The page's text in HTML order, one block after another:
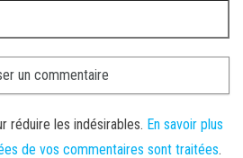
réduire les indésirables. En savoir plus
de vos commentaires sont traitées.